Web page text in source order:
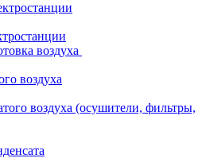
воздуха
воздуха
воздуха (осушители, фильтры,